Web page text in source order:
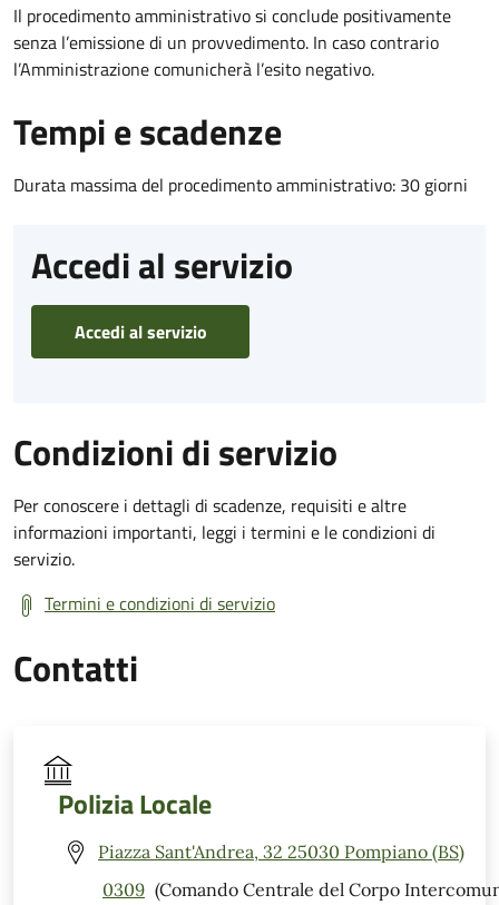
Il procedimento amministrativo si conclude positivamente
senza l’emissione di un provvedimento. In caso contrario
l’Amministrazione comunicherà l’esito negativo.
Tempi e scadenze
Durata massima del procedimento amministrativo: 30 giorni
Accedi al servizio
Accedi al servizio
Condizioni di servizio
Per conoscere i dettagli di scadenze, requisiti e altre
informazioni importanti, leggi i termini e le condizioni di
servizio.
Termini e condizioni di servizio
Contatti
Polizia Locale
Piazza Sant'Andrea, 32 25030 Pompiano (BS)
0309 (Comando Centrale del Corpo